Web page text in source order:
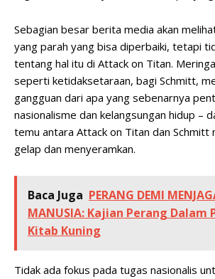
Sebagian besar berita media akan
yang parah yang bisa diperbaiki, tetapi
tentang hal itu di Attack on Titan.
seperti ketidaksetaraan, bagi Schmitt,
gangguan dari apa yang sebenarnya
nasionalisme dan kelangsungan hidup –
temu antara Attack on Titan dan Schmitt
gelap dan menyeramkan.
Baca Juga PERANG DEMI
MANUSIA: Kajian Perang
Kitab Kuning
Tidak ada fokus pada tugas nasionalis